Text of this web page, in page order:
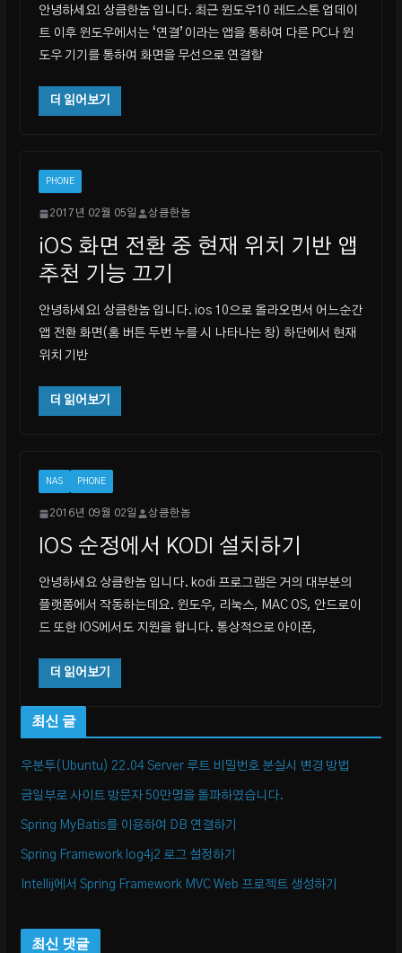
안녕하세요! 상큼한놈 입니다. 최근 윈도우10 레드스톤 업데이
트 이후 윈도우에서는 ‘연결’이라는 앱을 통하여 다른 PC나 윈
도우 기기를 통하여 화면을 무선으로 연결할
더 읽어보기
PHONE
2017년 02월 05일 상큼한놈
iOS 화면 전환 중 현재 위치 기반 앱
추천 기능 끄기
안녕하세요! 상큼한놈 입니다. ios 10으로 올라오면서 어느순간
앱 전환 화면(홈 버튼 두번 누를 시 나타나는 창) 하단에서 현재
위치 기반
더 읽어보기
NAS PHONE
2016년 09월 02일 상큼한놈
IOS 순정에서 KODI 설치하기
안녕하세요 상큼한놈 입니다. kodi 프로그램은 거의 대부분의
플랫폼에서 작동하는데요. 윈도우, 리눅스, MAC OS, 안드로이
드 또한 IOS에서도 지원을 합니다. 통상적으로 아이폰,
더 읽어보기
최신 글
우분투(Ubuntu) 22.04 Server 루트 비밀번호 분실시 변경 방법
금일부로 사이트 방문자 50만명을 돌파하였습니다.
Spring MyBatis를 이용하여 DB 연결하기
Spring Framework log4j2 로그 설정하기
Intellij에서 Spring Framework MVC Web 프로젝트 생성하기
최신 댓글